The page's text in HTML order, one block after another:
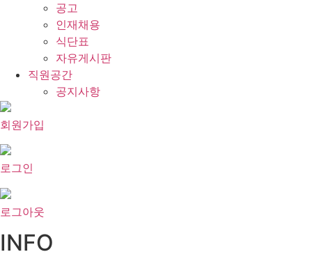
공고
인재채용
식단표
자유게시판
직원공간
공지사항
회원가입
로그인
로그아웃
INFO